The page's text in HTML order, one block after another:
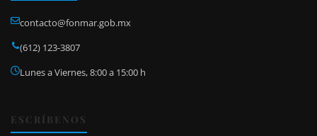
contacto@fonmar.gob.mx
(612) 123-3807
Lunes a Viernes, 8:00 a 15:00 h
ESCRÍBENOS